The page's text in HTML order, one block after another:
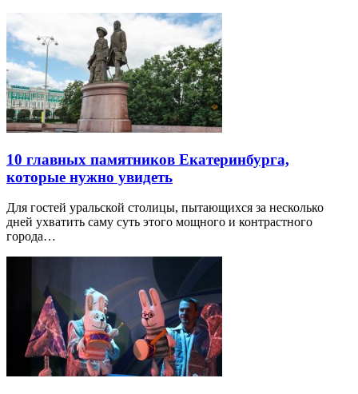
10 главных памятников Екатеринбурга,
которые нужно увидеть
Для гостей уральской столицы, пытающихся за несколько
дней ухватить саму суть этого мощного и контрастного
города…